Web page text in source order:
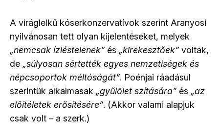
A viráglelkű kóserkonzervatívok szerint Aranyosi
nyilvánosan tett olyan kijelentéseket, melyek
„nemcsak ízléstelenek” és „kirekesztőek” voltak,
de „súlyosan sértették egyes nemzetiségek és
népcsoportok méltóságát”. Poénjai ráadásul
szerintük alkalmasak „gyűlölet szítására” és „az
előítéletek erősítésére”. (Akkor valami alapjuk
csak volt – a szerk.)